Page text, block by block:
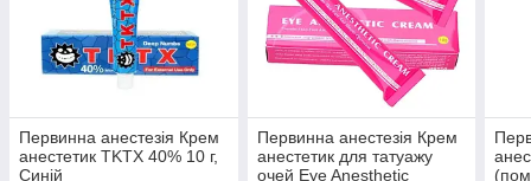
Первинна анестезія Крем
анестетик TKTX 40% 10 г,
Синій
Первинна анестезія Крем
анестетик для татуажу
очей Eye Anesthetic